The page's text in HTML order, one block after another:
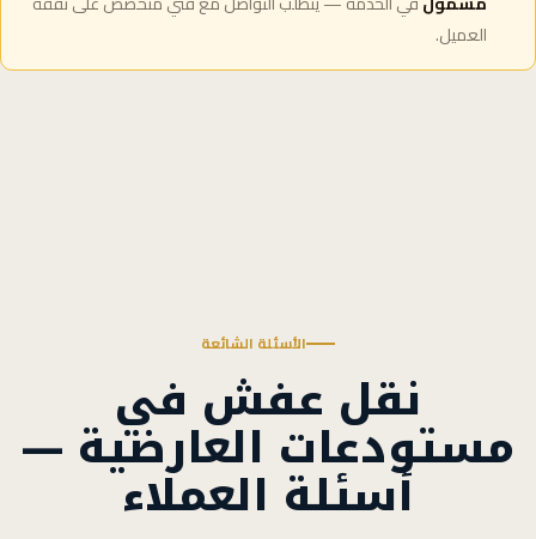
العميل.
الأسئلة الشائعة
نقل عفش في
مستودعات العارضية —
أسئلة العملاء